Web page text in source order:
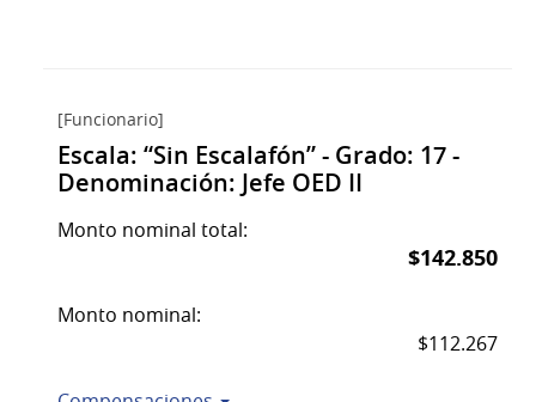
[Funcionario]
Escala: “Sin Escalafón” - Grado: 17 -
Denominación: Jefe OED II
Monto nominal total:
$142.850
Monto nominal:
$112.267